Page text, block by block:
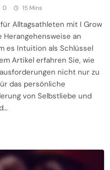
0 15 Mins
Alltagsathleten mit I Grow
an
es Intuition als Schlüssel
Artikel erfahren Sie, wie
nicht nur zu
das persönliche
von Selbstliebe und